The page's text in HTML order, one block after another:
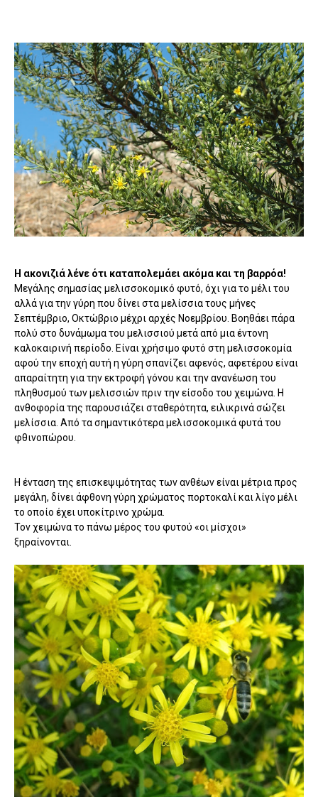
Η ακονιζιά λένε ότι καταπολεμάει ακόμα και τη βαρρόα!
Μεγάλης σημασίας μελισσοκομικό φυτό, όχι για το μέλι του
αλλά για την γύρη που δίνει στα μελίσσια τους μήνες
Σεπτέμβριο, Οκτώβριο μέχρι αρχές Νοεμβρίου. Βοηθάει πάρα
πολύ στο δυνάμωμα του μελισσιού μετά από μια έντονη
καλοκαιρινή περίοδο. Είναι χρήσιμο φυτό στη μελισσοκομία
αφού την εποχή αυτή η γύρη σπανίζει αφενός, αφετέρου είναι
απαραίτητη για την εκτροφή γόνου και την ανανέωση του
πληθυσμού των μελισσιών πριν την είσοδο του χειμώνα. Η
ανθοφορία της παρουσιάζει σταθερότητα, ειλικρινά σώζει
μελίσσια. Από τα σημαντικότερα μελισσοκομικά φυτά του
φθινοπώρου.
Η ένταση της επισκεψιμότητας των ανθέων είναι μέτρια προς
μεγάλη, δίνει άφθονη γύρη χρώματος πορτοκαλί και λίγο μέλι
το οποίο έχει υποκίτρινο χρώμα.
Τον χειμώνα το πάνω μέρος του φυτού «οι μίσχοι»
ξηραίνονται.